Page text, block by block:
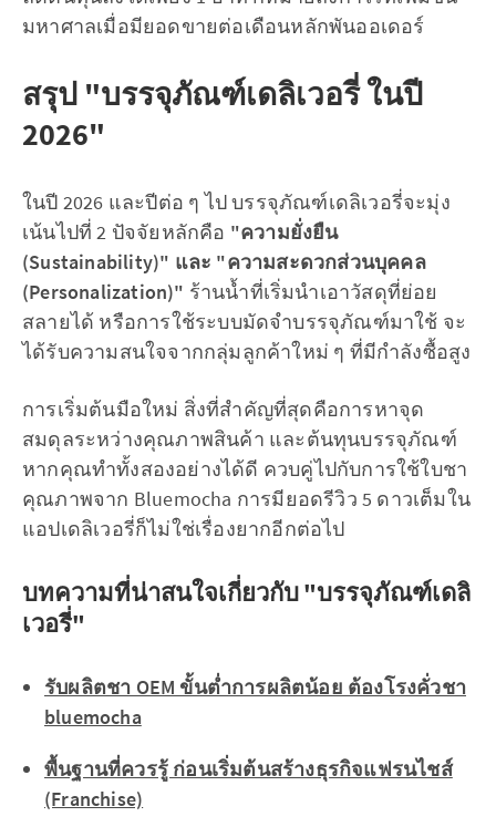
มหาศาลเมื่อมียอดขายต่อเดือนหลักพันออเดอร์
สรุป "บรรจุภัณฑ์เดลิเวอรี่ ในปี
2026"
ในปี 2026 และปีต่อ ๆ ไป บรรจุภัณฑ์เดลิเวอรี่จะมุ่ง
เน้นไปที่ 2 ปัจจัยหลักคือ "ความยั่งยืน
(Sustainability)" และ "ความสะดวกส่วนบุคคล
(Personalization)" ร้านน้ำที่เริ่มนำเอาวัสดุที่ย่อย
สลายได้ หรือการใช้ระบบมัดจำบรรจุภัณฑ์มาใช้ จะ
ได้รับความสนใจจากกลุ่มลูกค้าใหม่ ๆ ที่มีกำลังซื้อสูง
การเริ่มต้นมือใหม่ สิ่งที่สำคัญที่สุดคือการหาจุด
สมดุลระหว่างคุณภาพสินค้า และต้นทุนบรรจุภัณฑ์
หากคุณทำทั้งสองอย่างได้ดี ควบคู่ไปกับการใช้ใบชา
คุณภาพจาก Bluemocha การมียอดรีวิว 5 ดาวเต็มใน
แอปเดลิเวอรี่ก็ไม่ใช่เรื่องยากอีกต่อไป
บทความที่น่าสนใจเกี่ยวกับ "บรรจุภัณฑ์เดลิ
เวอรี่"
รับผลิตชา OEM ขั้นต่ำการผลิตน้อย ต้องโรงคั่วชา
bluemocha
พื้นฐานที่ควรรู้ ก่อนเริ่มต้นสร้างธุรกิจแฟรนไชส์
(Franchise)